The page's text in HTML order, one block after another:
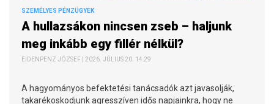
SZEMÉLYES PÉNZÜGYEK
A hullazsákon nincsen zseb – haljunk
meg inkább egy fillér nélkül?
EIDENPENZ JÓZSEF | 2026. JÚLIUS 20. 14:29
A hagyományos befektetési tanácsadók azt javasolják,
takarékoskodjunk agresszíven idős napjainkra, hogy ne